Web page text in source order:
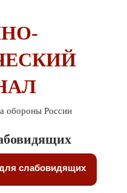
обороны России
слабовидящих